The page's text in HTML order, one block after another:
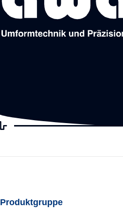
Produktgruppe